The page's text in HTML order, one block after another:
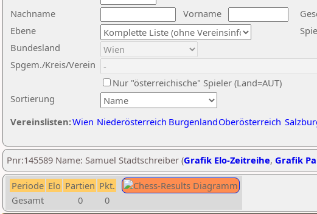
Nachname
Vorname
Ebene
Sortierung
Bundesland
Spgem./Kreis/Verein
Nur "österreichische" Spieler (Land=AUT)
Vereinslisten:Wien Niederösterreich BurgenlandOberösterreich
Pnr:145589 Name: Samuel Stadtschreiber (Grafik Elo-Zeitreihe, Grafik
Periode Elo Partien Pkt.
Gesamt
0 0